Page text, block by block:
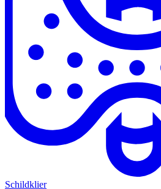
Schildklier